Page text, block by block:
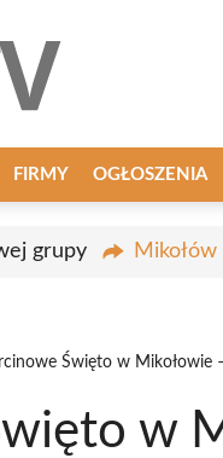
FIRMY OGŁOSZENIA
grupy
Święto w Mikołowie
w